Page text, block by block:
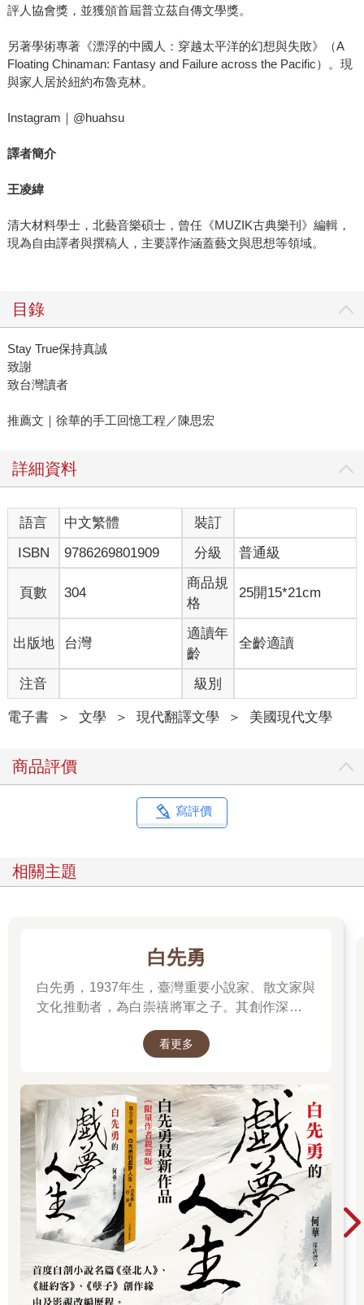
評人協會獎，並獲頒首屆普立茲自傳文學獎。
另著學術專著《漂浮的中國人：穿越太平洋的幻想與失敗》（A
Floating Chinaman: Fantasy and Failure across the Pacific）。現
與家人居於紐約布魯克林。
Instagram｜@huahsu
譯者簡介
王凌緯
清大材料學士，北藝音樂碩士，曾任《MUZIK古典樂刊》編輯，
現為自由譯者與撰稿人，主要譯作涵蓋藝文與思想等領域。
目錄
Stay True保持真誠
致謝
致台灣讀者
推薦文｜徐華的手工回憶工程／陳思宏
詳細資料
語言 中文繁體
裝訂
ISBN
9786269801909 分級 普通級
頁數 304
商品規
格
25開15*21cm
出版地 台灣
適讀年
齡
全齡適讀
注音 級別
電子書 ＞ 文學 ＞ 現代翻譯文學 ＞ 美國現代文學
商品評價
寫評價
相關主題
白先勇
白先勇，1937年生，臺灣重要小說家、散文家與
文化推動者，為白崇禧將軍之子。其創作深受中
國記憶與人性孤獨。代表作包括小說集《臺北
以及散文《樹猶如此》。除文學創作外，他亦長
年致力於崑曲、紅樓夢等傳統文化的保存與推
廣，對華文文學與文化影響深遠。
看更多